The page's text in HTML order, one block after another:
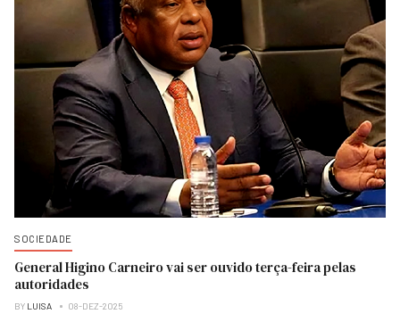
SOCIEDADE
General Higino Carneiro vai ser ouvido terça-feira pelas
autoridades
BY LUISA 08-DEZ-2025